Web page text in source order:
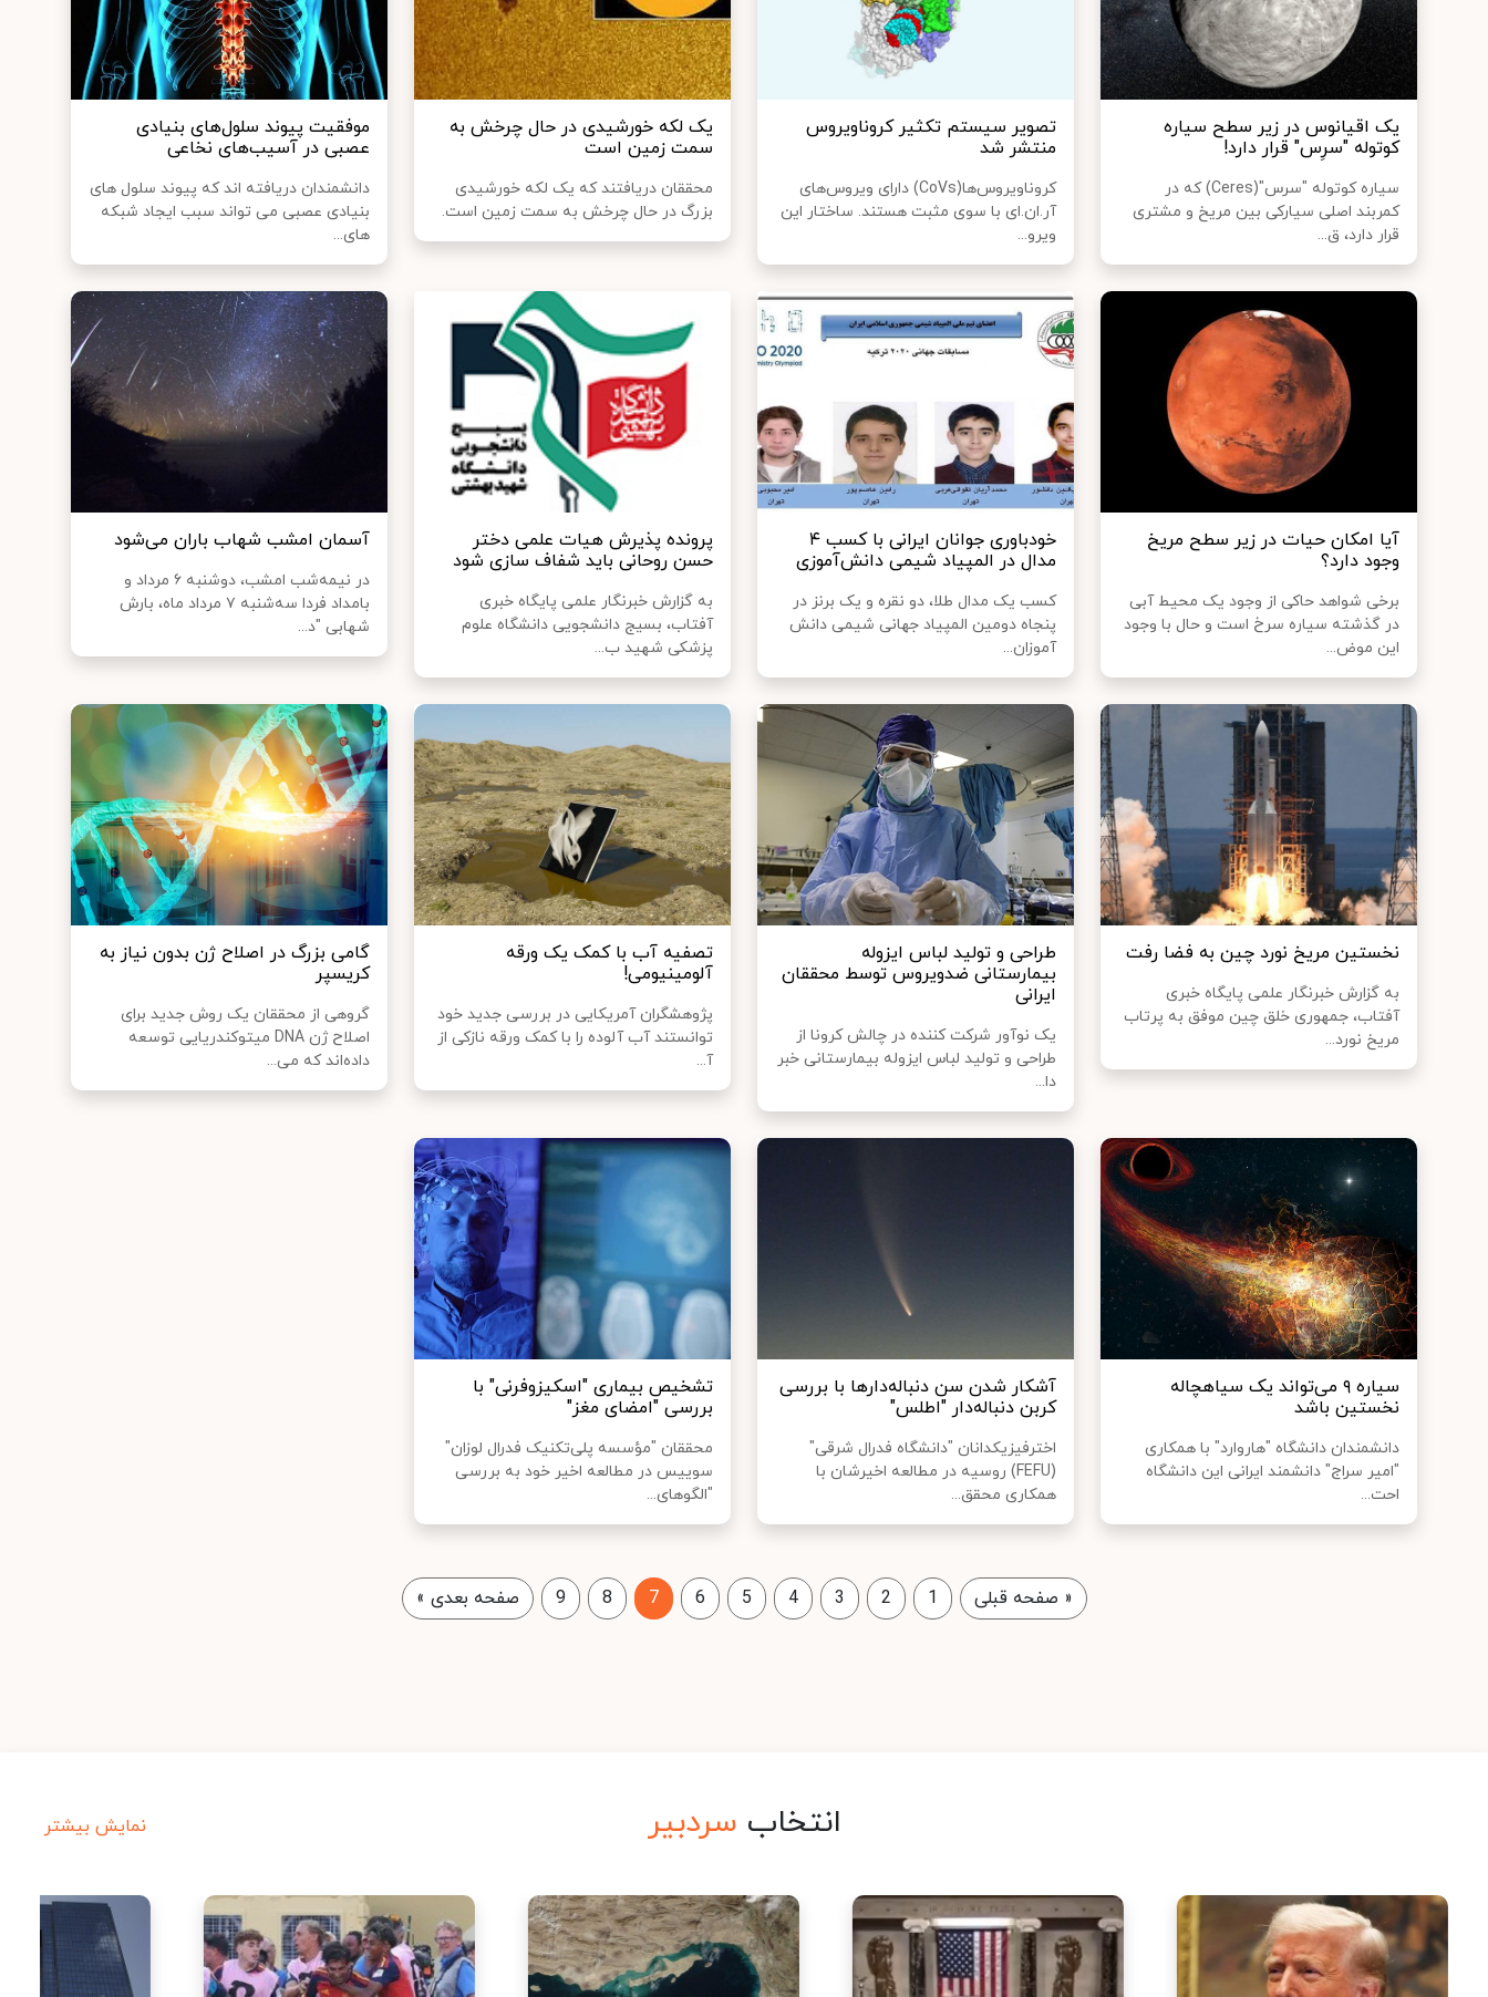
یک اقیانوس در زیر سطح سیاره
کوتوله "سرِس" قرار دارد!
سیاره کوتوله "سرس"(Ceres) که در
کمربند اصلی سیارکی بین مریخ و مشتری
قرار دارد، ق...
تصویر سیستم تکثیر کروناویروس
منتشر شد
کروناویروس‌ها(CoVs) دارای ویروس‌های
آر.ان‌.ای با سوی مثبت هستند. ساختار این
ویرو...
یک لکه خورشیدی در حال چرخش به
سمت زمین است
محققان دریافتند که یک لکه خورشیدی
بزرگ در حال چرخش به سمت زمین است.
موفقیت پیوند سلول‌های بنیادی
عصبی در آسیب‌های نخاعی
دانشمندان دریافته اند که پیوند سلول های
بنیادی عصبی می تواند سبب ایجاد شبکه
های...
آیا امکان حیات در زیر سطح مریخ
وجود دارد؟
برخی شواهد حاکی از وجود یک محیط آبی
در گذشته سیاره سرخ است و حال با وجود
این موض...
خودباوری جوانان ایرانی با کسب ۴
مدال در المپیاد شیمی دانش‌آموزی
کسب یک مدال طلا، دو نقره و یک برنز در
پنجاه دومین المپیاد جهانی شیمی دانش
آموزان...
پرونده پذیرش هیات علمی دختر
حسن روحانی باید شفاف سازی شود
به گزارش خبرنگار علمی پایگاه خبری
آفتاب، بسیج دانشجویی دانشگاه علوم
پزشکی شهید ب...
آسمان امشب شهاب‌ باران می‌شود
در نیمه‌شب امشب، دوشنبه ۶ مرداد و
بامداد فردا سه‌شنبه ۷ مرداد ماه، بارش
شهابی "د...
نخستین مریخ نورد چین به فضا رفت
به گزارش خبرنگار علمی پایگاه خبری
آفتاب، جمهوری خلق چین موفق به پرتاب
مریخ نورد...
طراحی و تولید لباس ایزوله
بیمارستانی ضدویروس توسط محققان
ایرانی
یک نوآور شرکت کننده در چالش کرونا از
طراحی و تولید لباس ایزوله بیمارستانی خبر
دا...
تصفیه آب با کمک یک ورقه
آلومینیومی!
پژوهشگران آمریکایی در بررسی جدید خود
توانستند آب آلوده را با کمک ورقه نازکی از
آ...
گامی بزرگ در اصلاح ژن بدون نیاز به
کریسپر
گروهی از محققان یک روش جدید برای
اصلاح ژن DNA میتوکندریایی توسعه
داده‌اند که می‌...
سیاره ۹ می‌تواند یک سیاهچاله
نخستین باشد
دانشمندان دانشگاه "هاروارد" با همکاری
"امیر سراج" دانشمند ایرانی این دانشگاه
احت...
آشکار شدن سن دنباله‌دارها با بررسی
کربن دنباله‌دار "اطلس"
اخترفیزیکدانان "دانشگاه فدرال شرقی"
(FEFU) روسیه در مطالعه اخیرشان با
همکاری محقق...
تشخیص بیماری "اسکیزوفرنی" با
بررسی "امضای مغز"
محققان "مؤسسه پلی‌تکنیک فدرال لوزان"
سوییس در مطالعه اخیر خود به بررسی
"الگوهای...
« صفحه قبلی 1
2
3
4
5
6
7
8
9 صفحه بعدی »
انتخاب سردبیر نمایش بیشتر